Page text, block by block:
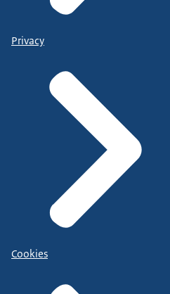
Privacy
Cookies